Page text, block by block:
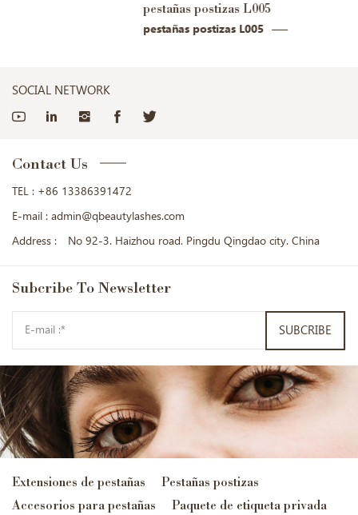
pestañas postizas L005
pestañas postizas L005
SOCIAL NETWORK
Contact Us
TEL : +86 13386391472
E-mail : admin@qbeautylashes.com
Address :
No 92-3. Haizhou road. Pingdu Qingdao city. China
Subcribe To Newsletter
SUBCRIBE
Extensiones de pestañas
Pestañas postizas
Accesorios para pestañas
Paquete de etiqueta privada